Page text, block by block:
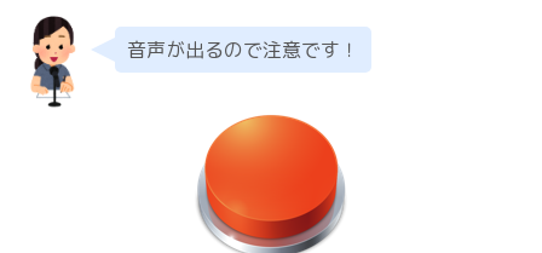
音声が出るので注意です！